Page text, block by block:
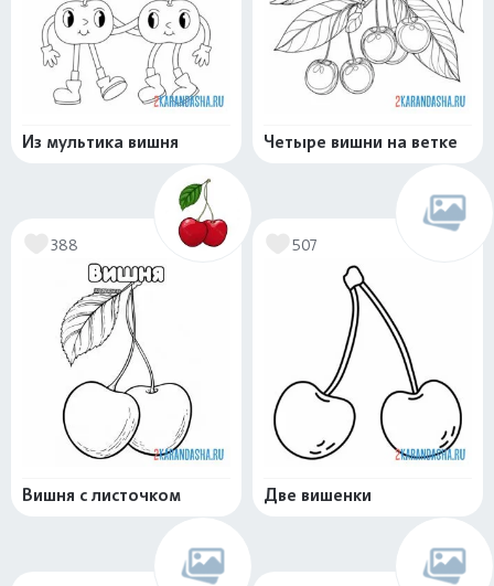
Из мультика вишня Четыре вишни на ветке
388
Вишня с листочком
507
Две вишенки